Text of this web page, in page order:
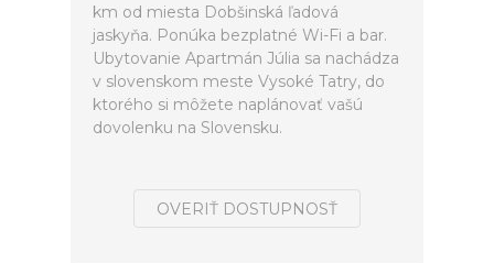
km od miesta Dobšinská ľadová
jaskyňa. Ponúka bezplatné Wi-Fi a bar.
Ubytovanie Apartmán Júlia sa nachádza
v slovenskom meste Vysoké Tatry, do
ktorého si môžete naplánovať vašú
dovolenku na Slovensku.
OVERIŤ DOSTUPNOSŤ